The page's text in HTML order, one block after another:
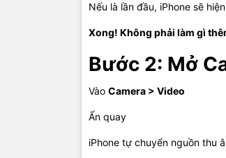
Nếu là lần đầu, iPhone sẽ
Xong! Không phải làm gì
Bước 2: Mở
Vào Camera > Video
Ấn quay
iPhone tự chuyển nguồn thu